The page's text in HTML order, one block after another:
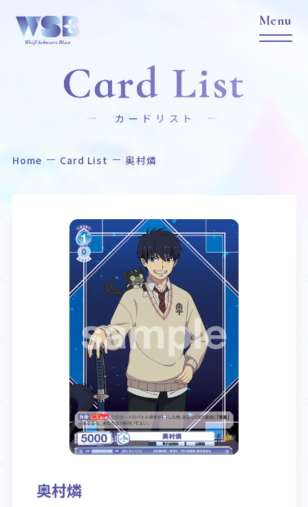
Home
作品タイトル 商品情報
Event
イベント
Card List
カードリスト
Rule / Q&A
ルール/Q&A
Deck Recipe
デッキレシピ
Card List
カードリスト
Home Card List 奥村燐
奥村燐